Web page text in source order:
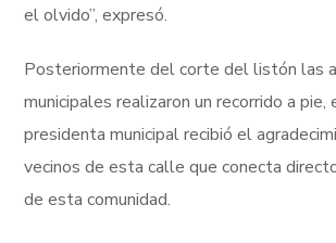
el olvido”, expresó.
Posteriormente del corte del listón las
municipales realizaron un recorrido a pie,
presidenta municipal recibió el
vecinos de esta calle que conecta
de esta comunidad.